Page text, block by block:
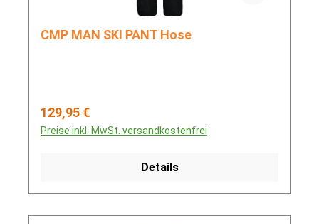
CMP MAN SKI PANT Hose
Regulärer Preis:
129,95 €
Preise inkl. MwSt. versandkostenfrei
Details